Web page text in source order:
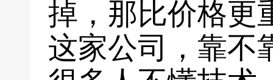
掉，那比价格
这家公司，靠不